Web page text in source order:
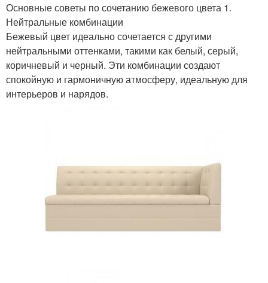
Основные советы по сочетанию бежевого цвета 1.
Нейтральные комбинации
Бежевый цвет идеально сочетается с другими
нейтральными оттенками, такими как белый, серый,
коричневый и черный. Эти комбинации создают
спокойную и гармоничную атмосферу, идеальную для
интерьеров и нарядов.